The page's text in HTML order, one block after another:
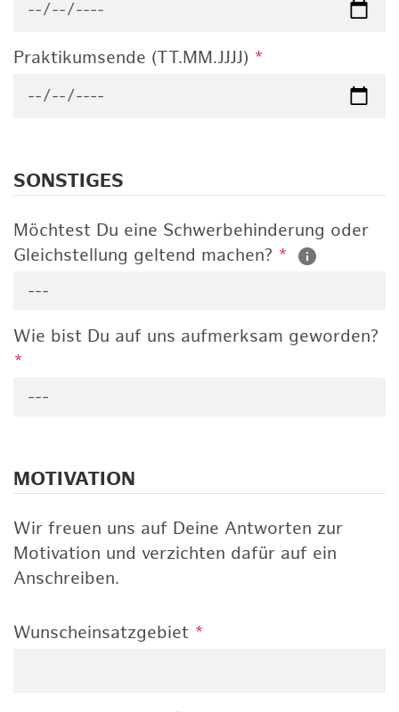
Praktikumsende (TT.MM.JJJJ) *
SONSTIGES
Möchtest Du eine Schwerbehinderung oder
Gleichstellung geltend machen? *
---
Wie bist Du auf uns aufmerksam geworden?
*
---
MOTIVATION
Wir freuen uns auf Deine Antworten zur
Motivation und verzichten dafür auf ein
Anschreiben.
Wunscheinsatzgebiet *